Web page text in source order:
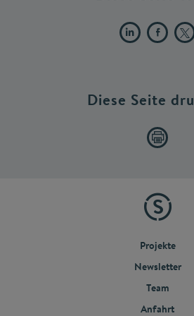
Diese Seite
Projekte
Newsletter
Team
Anfahrt